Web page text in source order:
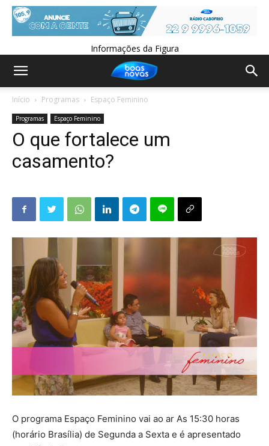
Informações da Figura
Início Programas Espaço Feminino
Programas Espaço Feminino
O que fortalece um
casamento?
O programa Espaço Feminino vai ao ar As 15:30 horas
(horário Brasília) de Segunda a Sexta e é apresentado